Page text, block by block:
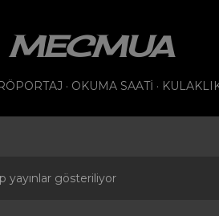
MECMUA
OKUMA SAATI
yayınlar gösteriliyor